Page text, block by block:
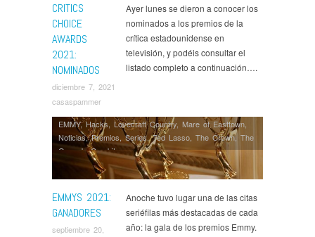
CRITICS
CHOICE
AWARDS
2021:
NOMINADOS
diciembre 7, 2021
casaspammer
The Underground Railroad,The White Lotus,
WandaVision
What If...?,What We Do in the Shadows
Ayer lunes se dieron a conocer los
nominados a los premios de la
crítica estadounidense en
televisión, y podéis consultar el
listado completo a continuación….
EMMYS 2021:
GANADORES
septiembre 20,
EMMY,Hacks, Lovecraft Country, Mare of Easttown,
Noticias,Premios,Series,Ted Lasso, The Crown, The
Queen's Gambit
Anoche tuvo lugar una de las citas
seriéfilas más destacadas de cada
año: la gala de los premios Emmy.